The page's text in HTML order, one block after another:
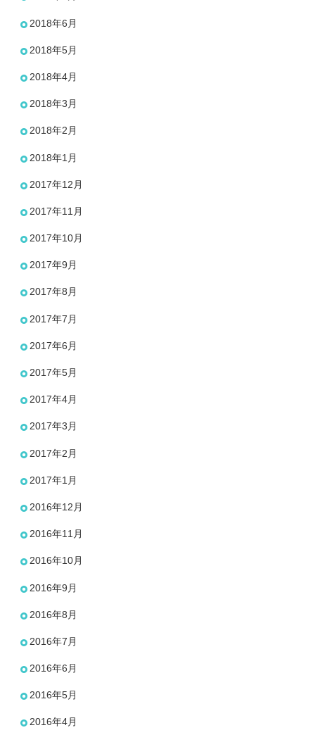
2018年6月
2018年5月
2018年4月
2018年3月
2018年2月
2018年1月
2017年12月
2017年11月
2017年10月
2017年9月
2017年8月
2017年7月
2017年6月
2017年5月
2017年4月
2017年3月
2017年2月
2017年1月
2016年12月
2016年11月
2016年10月
2016年9月
2016年8月
2016年7月
2016年6月
2016年5月
2016年4月